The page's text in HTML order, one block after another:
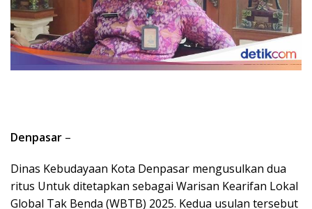
Denpasar –
Dinas Kebudayaan Kota Denpasar mengusulkan dua
ritus Untuk ditetapkan sebagai Warisan Kearifan Lokal
Global Tak Benda (WBTB) 2025. Kedua usulan tersebut